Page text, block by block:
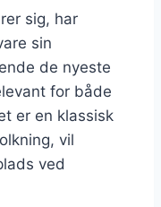
sig, har
sin
de nyeste
for både
er en klassisk
vil
ved